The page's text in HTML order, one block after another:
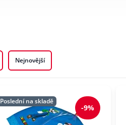
Nejnovější
Poslední na skladě
-9%